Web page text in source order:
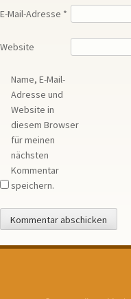
E-Mail-Adresse *
Website
Name, E-Mail-
Adresse und
Website in
diesem Browser
für meinen
nächsten
Kommentar
speichern.